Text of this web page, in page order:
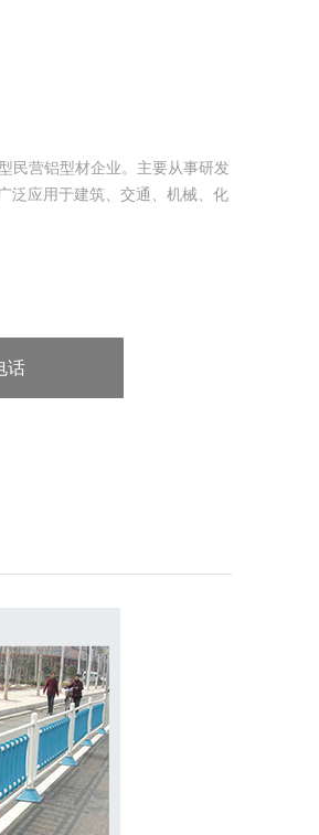
民营铝型材企业。主要从事研发
泛应用于建筑、交通、机械、化
话